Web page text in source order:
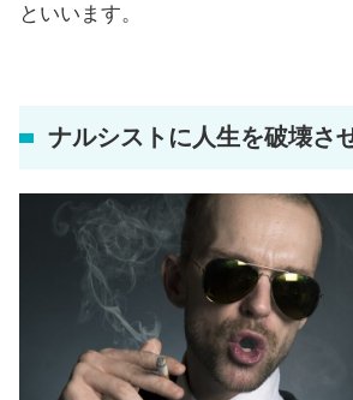
といいます。
ナルシストに人生を破壊さ